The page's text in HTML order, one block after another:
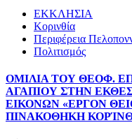
ΕΚΚΛΗΣΙΑ
Κορινθία
Περιφέρεια
Πολιτισμός
ΟΜΙΛΙΑ ΤΟΥ ΘΕΟΦ.
ΑΓΑΠΙΟΥ ΣΤΗΝ
ΕΙΚΟΝΩΝ «ΕΡΓΟΝ
ΠΙΝΑΚΟΘΗΚΗ